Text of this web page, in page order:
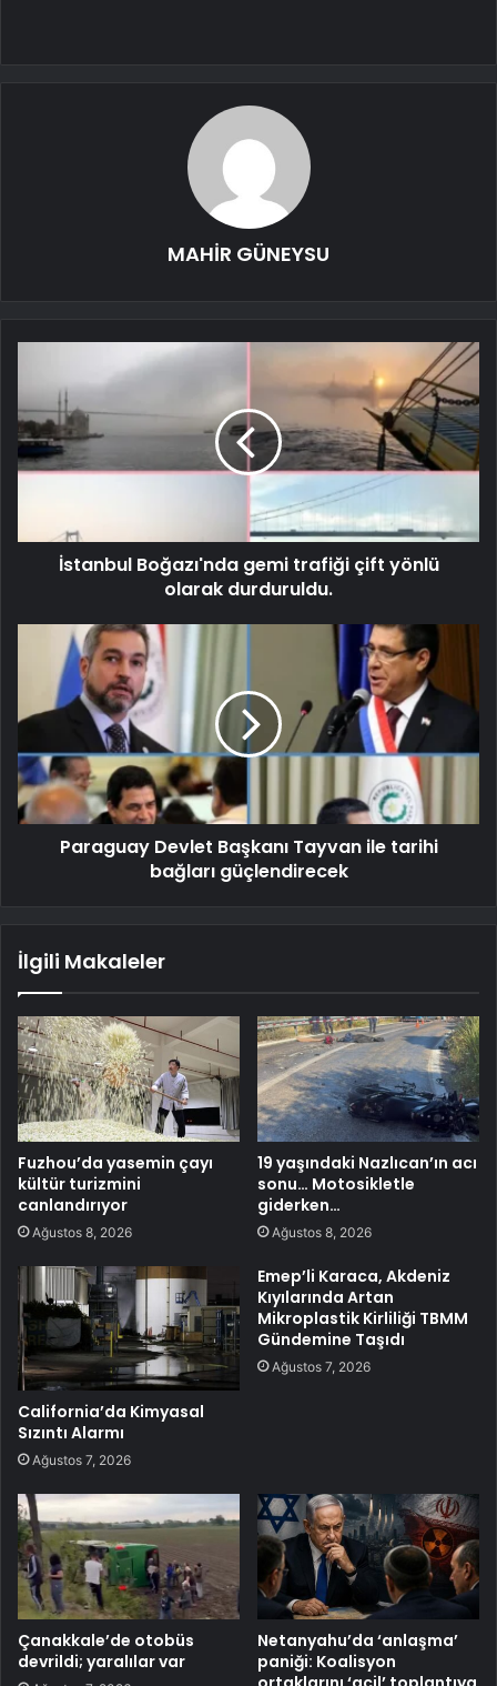
MAHİR GÜNEYSU
İstanbul Boğazı'nda gemi trafiği çift yönlü
olarak durduruldu.
Paraguay Devlet Başkanı Tayvan ile tarihi
bağları güçlendirecek
İlgili Makaleler
Fuzhou’da yasemin çayı
kültür turizmini
canlandırıyor
Ağustos 8, 2026
19 yaşındaki Nazlıcan’ın acı
sonu… Motosikletle
giderken…
Ağustos 8, 2026
California’da Kimyasal
Sızıntı Alarmı
Ağustos 7, 2026
Emep’li Karaca, Akdeniz
Kıyılarında Artan
Mikroplastik Kirliliği TBMM
Gündemine Taşıdı
Ağustos 7, 2026
Çanakkale’de otobüs
devrildi; yaralılar var
Netanyahu’da ‘anlaşma’
paniği: Koalisyon